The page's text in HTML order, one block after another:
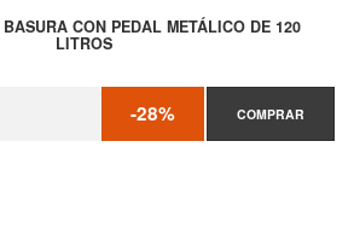
CON PEDAL METÁLICO DE 120
LITROS
-28% COMPRAR